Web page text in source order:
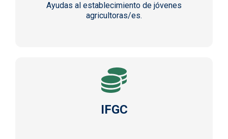
Ayudas al establecimiento de jóvenes
agricultoras/es.
IFGC